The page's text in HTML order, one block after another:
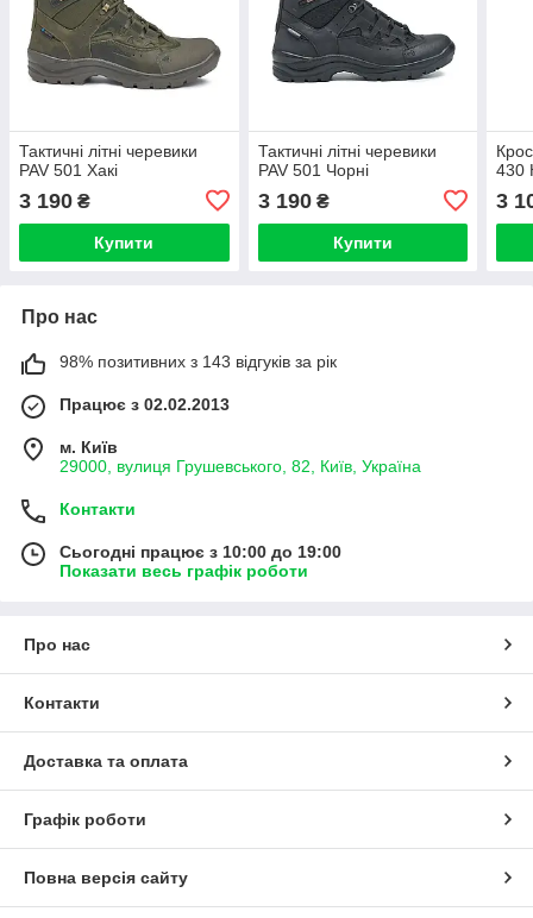
Тактичні літні черевики
PAV 501 Хакі
3 190 ₴
Купити
Тактичні літні черевики
PAV 501 Чорні
3 190₴
Купити
430
3
Про нас
98% позитивних з 143 відгуків за рік
Працює з 02.02.2013
м. Київ
29000, вулиця Грушевського, 82, Київ, Україна
Контакти
Сьогодні працює з 10:00 до 19:00
Показати весь графік роботи
Про нас
Контакти
Доставка та оплата
Графік роботи
Повна версія сайту